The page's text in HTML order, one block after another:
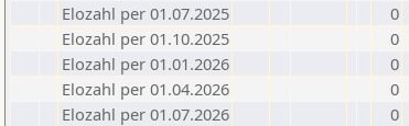
Elozahl per 01.07.2025
0
Elozahl per 01.10.2025
0
Elozahl per 01.01.2026
0
Elozahl per 01.04.2026
0
Elozahl per 01.07.2026
0